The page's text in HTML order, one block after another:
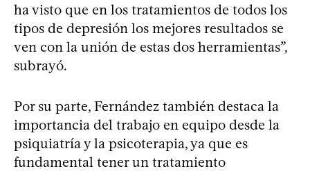
ha visto que en los tratamientos de todos los
tipos de depresión los mejores resultados se
ven con la unión de estas dos herramientas”,
subrayó.
Por su parte, Fernández también destaca la
importancia del trabajo en equipo desde la
psiquiatría y la psicoterapia, ya que es
fundamental tener un tratamiento